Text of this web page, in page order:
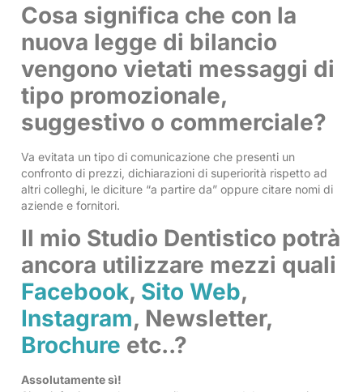
Cosa significa che con la
nuova legge di bilancio
vengono vietati messaggi di
tipo promozionale,
suggestivo o commerciale?
Va evitata un tipo di comunicazione che presenti un
confronto di prezzi, dichiarazioni di superiorità rispetto ad
altri colleghi, le diciture “a partire da” oppure citare nomi di
aziende e fornitori.
Il mio Studio Dentistico potrà
ancora utilizzare mezzi quali
Facebook, Sito Web,
Instagram, Newsletter,
Brochure etc..?
Assolutamente sì!